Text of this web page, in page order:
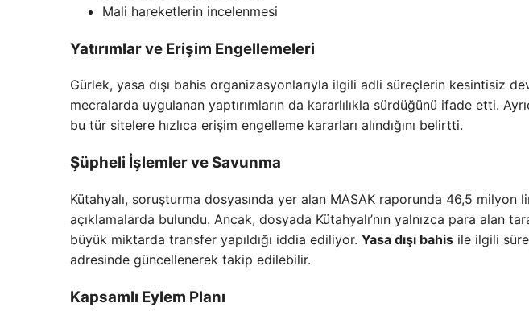
Mali hareketlerin incelenmesi
Yatırımlar ve Erişim Engellemeleri
Gürlek, yasa dışı bahis organizasyonlarıyla ilgili adli süreçlerin kesintisiz
mecralarda uygulanan yaptırımların da kararlılıkla sürdüğünü ifade etti.
bu tür sitelere hızlıca erişim engelleme kararları alındığını belirtti.
Şüpheli İşlemler ve Savunma
Kütahyalı, soruşturma dosyasında yer alan MASAK raporunda 46,5 milyon
açıklamalarda bulundu. Ancak, dosyada Kütahyalı’nın yalnızca para alan
büyük miktarda transfer yapıldığı iddia ediliyor. Yasa dışı bahis ile ilgili
adresinde güncellenerek takip edilebilir.
Kapsamlı Eylem Planı